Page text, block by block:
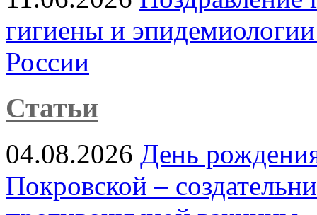
гигиены и
России
Статьи
04.08.2026 День
Покровской –